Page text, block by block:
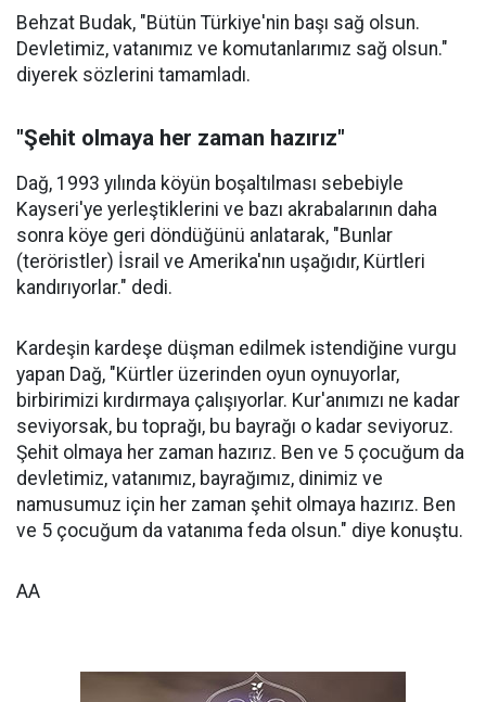
Behzat Budak, "Bütün Türkiye'nin başı sağ olsun.
Devletimiz, vatanımız ve komutanlarımız sağ olsun."
diyerek sözlerini tamamladı.
"Şehit olmaya her zaman hazırız"
Dağ, 1993 yılında köyün boşaltılması sebebiyle
Kayseri'ye yerleştiklerini ve bazı akrabalarının daha
sonra köye geri döndüğünü anlatarak, "Bunlar
(teröristler) İsrail ve Amerika'nın uşağıdır, Kürtleri
kandırıyorlar." dedi.
Kardeşin kardeşe düşman edilmek istendiğine vurgu
yapan Dağ, "Kürtler üzerinden oyun oynuyorlar,
birbirimizi kırdırmaya çalışıyorlar. Kur'anımızı ne kadar
seviyorsak, bu toprağı, bu bayrağı o kadar seviyoruz.
Şehit olmaya her zaman hazırız. Ben ve 5 çocuğum da
devletimiz, vatanımız, bayrağımız, dinimiz ve
namusumuz için her zaman şehit olmaya hazırız. Ben
ve 5 çocuğum da vatanıma feda olsun." diye konuştu.
AA